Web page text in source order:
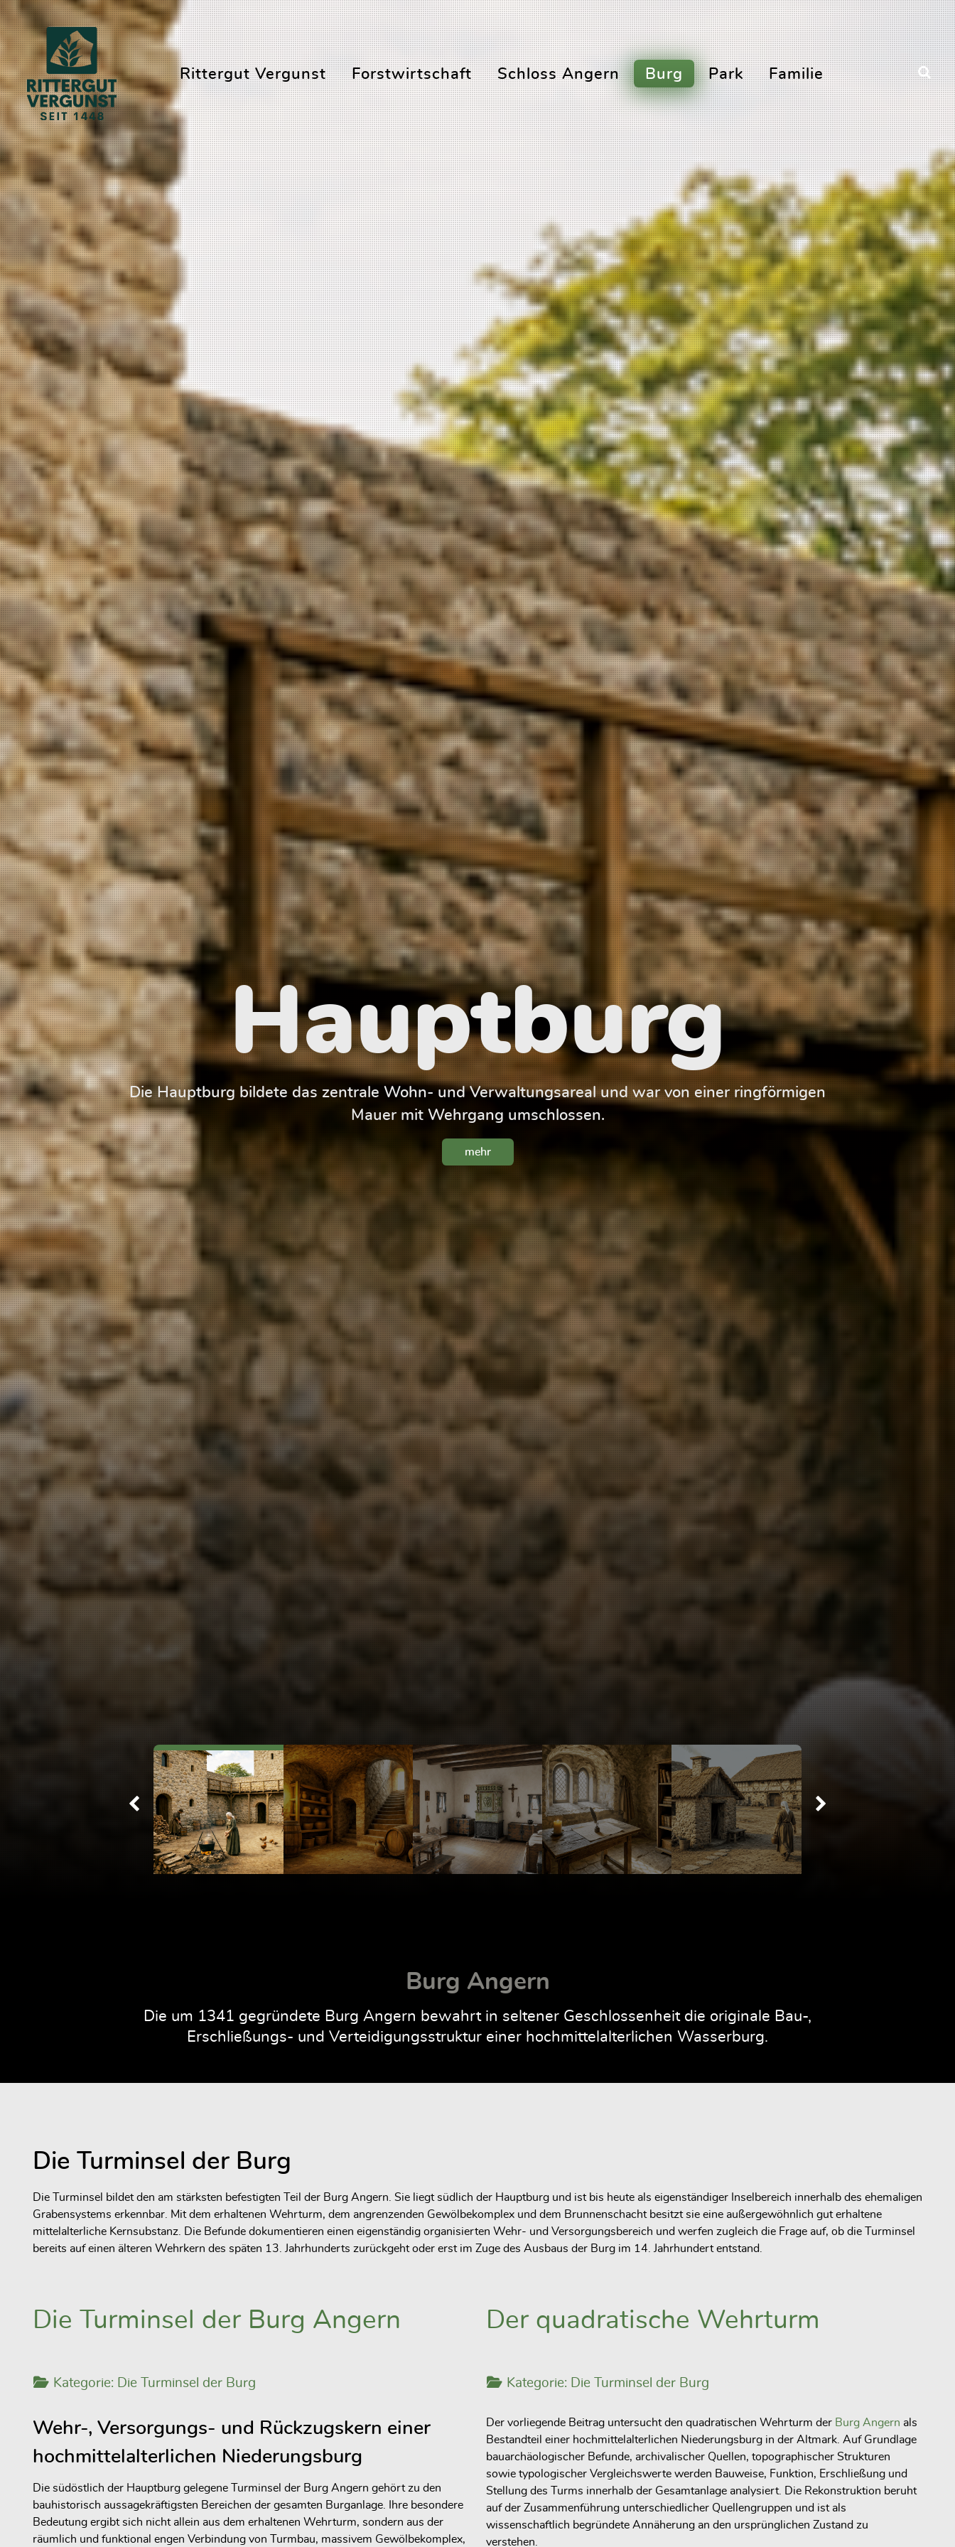
Rittergut Vergunst Forstwirtschaft Schloss Angern Burg Park Familie
Hauptburg
Die Hauptburg bildete das zentrale Wohn- und Verwaltungsareal und war von einer ringförmigen
Mauer mit Wehrgang umschlossen.
mehr
Burg Angern
Die um 1341 gegründete Burg Angern bewahrt in seltener Geschlossenheit die originale Bau-,
Erschließungs- und Verteidigungsstruktur einer hochmittelalterlichen Wasserburg.
Die Turminsel der Burg
Die Turminsel bildet den am stärksten befestigten Teil der Burg Angern. Sie liegt südlich der Hauptburg und ist bis heute als eigenständiger Inselbereich innerhalb des ehemaligen
Grabensystems erkennbar. Mit dem erhaltenen Wehrturm, dem angrenzenden Gewölbekomplex und dem Brunnenschacht besitzt sie eine außergewöhnlich gut erhaltene
mittelalterliche Kernsubstanz. Die Befunde dokumentieren einen eigenständig organisierten Wehr- und Versorgungsbereich und werfen zugleich die Frage auf, ob die Turminsel
bereits auf einen älteren Wehrkern des späten 13. Jahrhunderts zurückgeht oder erst im Zuge des Ausbaus der Burg im 14. Jahrhundert entstand.
Die Turminsel der Burg Angern
Kategorie: Die Turminsel der Burg
Wehr-, Versorgungs- und Rückzugskern einer
hochmittelalterlichen Niederungsburg
Die südöstlich der Hauptburg gelegene Turminsel der Burg Angern gehört zu den
bauhistorisch aussagekräftigsten Bereichen der gesamten Burganlage. Ihre besondere
Bedeutung ergibt sich nicht allein aus dem erhaltenen Wehrturm, sondern aus der
räumlich und funktional engen Verbindung von Turmbau, massivem Gewölbekomplex,
Der quadratische Wehrturm
Kategorie: Die Turminsel der Burg
Der vorliegende Beitrag untersucht den quadratischen Wehrturm der Burg Angern als
Bestandteil einer hochmittelalterlichen Niederungsburg in der Altmark. Auf Grundlage
bauarchäologischer Befunde, archivalischer Quellen, topographischer Strukturen
sowie typologischer Vergleichswerte werden Bauweise, Funktion, Erschließung und
Stellung des Turms innerhalb der Gesamtanlage analysiert. Die Rekonstruktion beruht
auf der Zusammenführung unterschiedlicher Quellengruppen und ist als
wissenschaftlich begründete Annäherung an den ursprünglichen Zustand zu
verstehen.